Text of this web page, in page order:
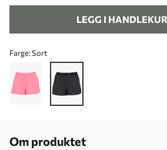
LEGG I
Farge:Sort
Om produktet